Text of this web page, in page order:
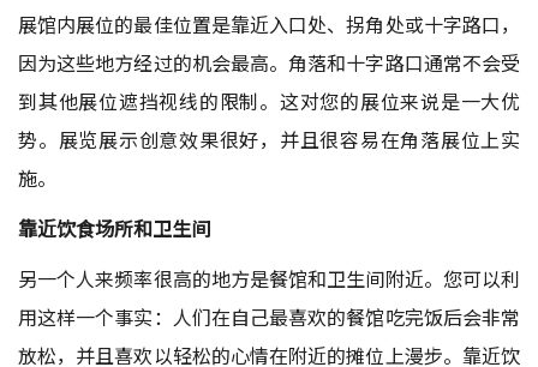
展馆内展位的最佳位置是靠近入口处、拐角处或十字路口，
因为这些地方经过的机会最高。角落和十字路口通常不会受
到其他展位遮挡视线的限制。这对您的展位来说是一大优
势。展览展示创意效果很好，并且很容易在角落展位上实
施。
靠近饮食场所和卫生间
另一个人来频率很高的地方是餐馆和卫生间附近。您可以利
用这样一个事实：人们在自己最喜欢的餐馆吃完饭后会非常
放松，并且喜欢以轻松的心情在附近的摊位上漫步。靠近饮